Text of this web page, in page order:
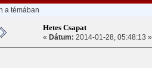
a témában
Hetes Csapat
« Dátum: 2014-01-28, 05:48:13 »